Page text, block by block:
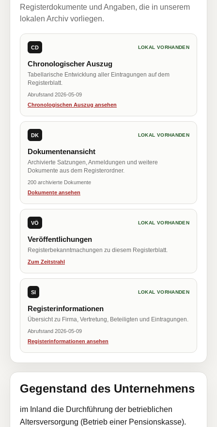
Registerdokumente und Angaben, die in unserem
lokalen Archiv vorliegen.
CD LOKAL VORHANDEN
Chronologischer Auszug
Tabellarische Entwicklung aller Eintragungen auf dem
Registerblatt.
Abrufstand 2026-05-09
Chronologischen Auszug ansehen
DK LOKAL VORHANDEN
Dokumentenansicht
Archivierte Satzungen, Anmeldungen und weitere
Dokumente aus dem Registerordner.
200 archivierte Dokumente
Dokumente ansehen
VÖ LOKAL VORHANDEN
Veröffentlichungen
Registerbekanntmachungen zu diesem Registerblatt.
Zum Zeitstrahl
SI LOKAL VORHANDEN
Registerinformationen
Übersicht zu Firma, Vertretung, Beteiligten und Eintragungen.
Abrufstand 2026-05-09
Registerinformationen ansehen
Gegenstand des Unternehmens
im Inland die Durchführung der betrieblichen
Altersversorgung (Betrieb einer Pensionskasse).